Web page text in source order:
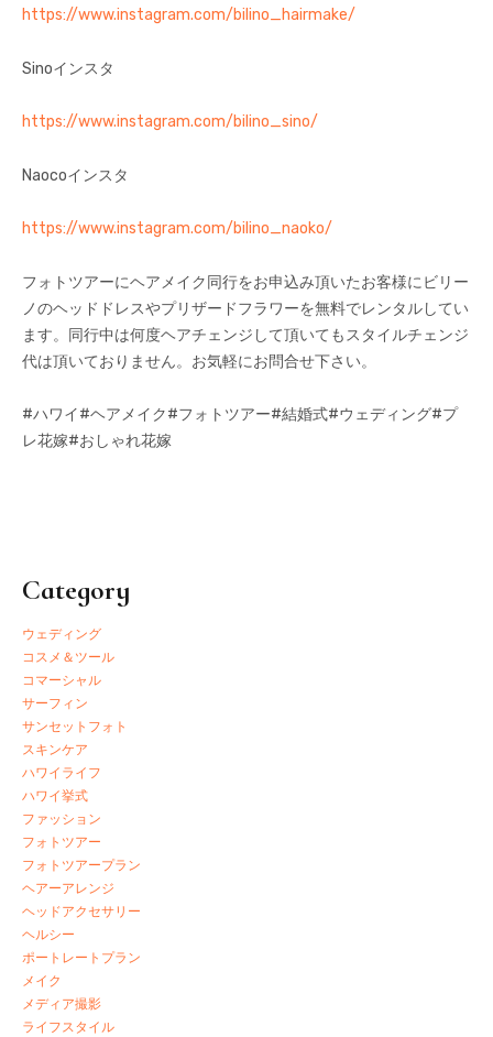
https://www.instagram.com/bilino_hairmake/
Sinoインスタ
https://www.instagram.com/bilino_sino/
Naocoインスタ
https://www.instagram.com/bilino_naoko/
フォトツアーにヘアメイク同行をお申込み頂いたお客様にビリー
ノのヘッドドレスやプリザードフラワーを無料でレンタルしてい
ます。同行中は何度ヘアチェンジして頂いてもスタイルチェンジ
代は頂いておりません。お気軽にお問合せ下さい。
#ハワイ#ヘアメイク#フォトツアー#結婚式#ウェディング#プ
レ花嫁#おしゃれ花嫁
Category
ウェディング
コスメ＆ツール
コマーシャル
サーフィン
サンセットフォト
スキンケア
ハワイライフ
ハワイ挙式
ファッション
フォトツアー
フォトツアープラン
ヘアーアレンジ
ヘッドアクセサリー
ヘルシー
ポートレートプラン
メイク
メディア撮影
ライフスタイル